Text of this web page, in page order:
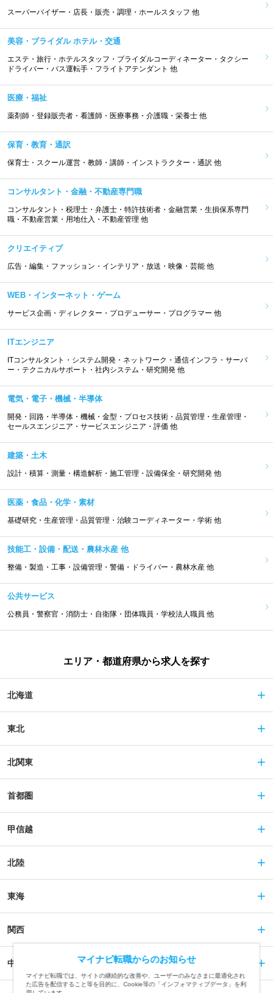
スーパーバイザー・店長・販売・調理・ホールスタッフ 他
美容・ブライダル ホテル・交通
エステ・旅行・ホテルスタッフ・ブライダルコーディネーター・タクシー
ドライバー・バス運転手・フライトアテンダント 他
医療・福祉
薬剤師・登録販売者・看護師・医療事務・介護職・栄養士 他
保育・教育・通訳
保育士・スクール運営・教師・講師・インストラクター・通訳 他
コンサルタント・金融・不動産専門職
コンサルタント・税理士・弁護士・特許技術者・金融営業・生損保系専門
職・不動産営業・用地仕入・不動産管理 他
クリエイティブ
広告・編集・ファッション・インテリア・放送・映像・芸能 他
WEB・インターネット・ゲーム
サービス企画・ディレクター・プロデューサー・プログラマー 他
ITエンジニア
ITコンサルタント・システム開発・ネットワーク・通信インフラ・サーバ
ー・テクニカルサポート・社内システム・研究開発 他
電気・電子・機械・半導体
開発・回路・半導体・機械・金型・プロセス技術・品質管理・生産管理・
セールスエンジニア・サービスエンジニア・評価 他
建築・土木
設計・積算・測量・構造解析・施工管理・設備保全・研究開発 他
医薬・食品・化学・素材
基礎研究・生産管理・品質管理・治験コーディネーター・学術 他
技能工・設備・配送・農林水産 他
整備・製造・工事・設備管理・警備・ドライバー・農林水産 他
公共サービス
公務員・警察官・消防士・自衛隊・団体職員・学校法人職員 他
エリア・都道府県から求人を探す
北海道
東北
北関東
首都圏
甲信越
北陸
東海
関西
中国 マイナビ転職からのお知らせ
マイナビ転職では、サイトの継続的な改善や、ユーザーのみなさまに最適化され
た広告を配信すること等を目的に、Cookie等の「インフォマティブデータ」を利